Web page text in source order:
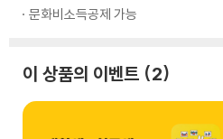
문화비소득공제 가능
이 상품의 이벤트 2